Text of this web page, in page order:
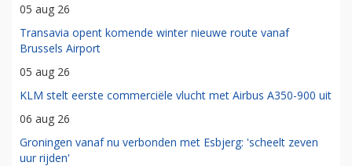
05 aug 26
Transavia opent komende winter nieuwe route vanaf
Brussels Airport
05 aug 26
KLM stelt eerste commerciële vlucht met Airbus A350-900 uit
06 aug 26
Groningen vanaf nu verbonden met Esbjerg: 'scheelt zeven
uur rijden'